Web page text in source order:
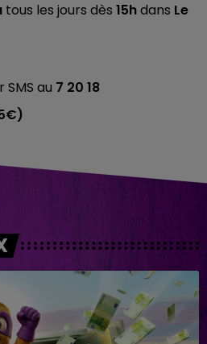
tous les jours dès 15hdans Le
SMS au 7 20 18